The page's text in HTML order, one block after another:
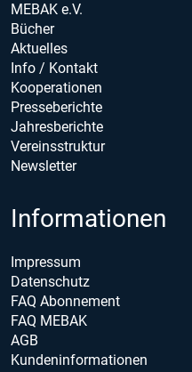
MEBAK e.V.
Bücher
Aktuelles
Info / Kontakt
Kooperationen
Presseberichte
Jahresberichte
Vereinsstruktur
Newsletter
Informationen
Impressum
Datenschutz
FAQ Abonnement
FAQ MEBAK
AGB
Kundeninformationen